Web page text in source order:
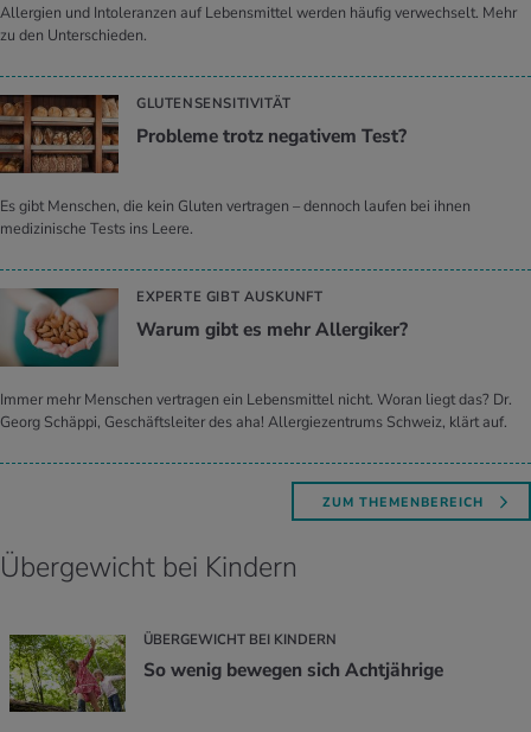
Allergien und Intoleranzen auf Lebensmittel werden häufig verwechselt. Mehr
zu den Unterschieden.
GLUTENSENSITIVITÄT
Pro­ble­me trotz ne­ga­ti­vem Test?
Es gibt Menschen, die kein Gluten vertragen – dennoch laufen bei ihnen
medizinische Tests ins Leere.
EXPERTE GIBT AUSKUNFT
Warum gibt es mehr All­er­gi­ker?
Immer mehr Menschen vertragen ein Lebensmittel nicht. Woran liegt das? Dr.
Georg Schäppi, Geschäftsleiter des aha! Allergiezentrums Schweiz, klärt auf.
ZUM THEMENBEREICH
Übergewicht bei Kindern
ÜBERGEWICHT BEI KINDERN
So wenig bewegen sich Achtjährige